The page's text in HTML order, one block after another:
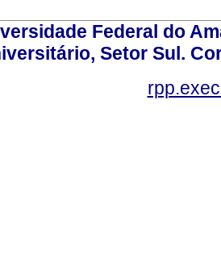
Federal do
Setor Sul.